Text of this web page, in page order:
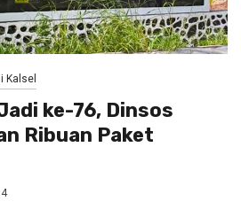
Kalsel
ke-76, Dinsos
Ribuan Paket